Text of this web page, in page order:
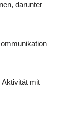
darunter
Aktivität mit